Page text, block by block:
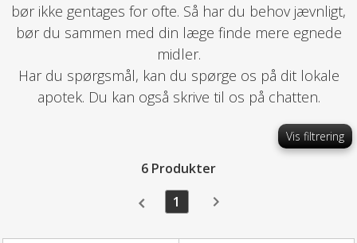
bør ikke gentages for ofte. Så har du behov jævnligt,
bør du sammen med din læge finde mere egnede
midler.
Har du spørgsmål, kan du spørge os på dit lokale
apotek. Du kan også skrive til os på chatten.
Vis filtrering
6 Produkter
1